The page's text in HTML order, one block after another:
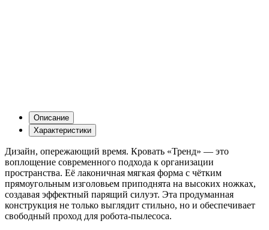
Описание
Характеристики
Дизайн, опережающий время. Кровать «Тренд» — это
воплощение современного подхода к организации
пространства. Её лаконичная мягкая форма с чётким
прямоугольным изголовьем приподнята на высоких ножках,
создавая эффектный парящий силуэт. Эта продуманная
конструкция не только выглядит стильно, но и обеспечивает
свободный проход для робота-пылесоса.